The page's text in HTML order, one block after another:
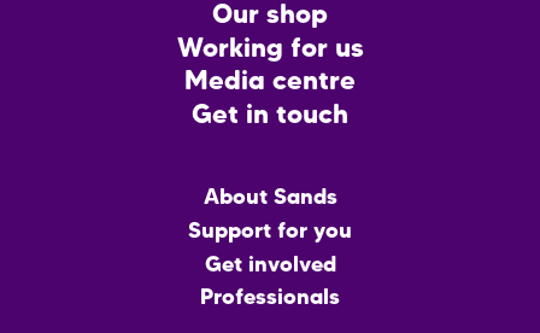
Our shop
Working for us
Media centre
Get in touch
About Sands
Support for you
Get involved
Professionals